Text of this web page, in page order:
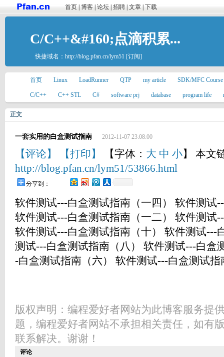
首页 博客 论坛 招聘 文章 下载
C/C++&#160;点滴积累...
快捷域名： http://blog.pfan.cn/lym51 [订阅]
首页 Linux LoadRunner QTP my article SDK/MFC Course
C/C++ C++ STL C# software prj database program life
正文
一套实用的白盒测试指南 2012-11-07 23:08:00
【评论】 【打印】 【字体： 大 中 小】 本文
http://blog.pfan.cn/lym51/53866.html
分享到：
软件测试---白盒测试指南（一四） 软件测试
软件测试---白盒测试指南（一二） 软件测试
软件测试---白盒测试指南（十） 软件测试---
测试---白盒测试指南（八） 软件测试---白盒
-白盒测试指南（六） 软件测试---白盒测试指
版权声明：编程爱好者网站为此博客服务提
题，编程爱好者网站不承担相关责任，如有
联系解决。谢谢！
评论